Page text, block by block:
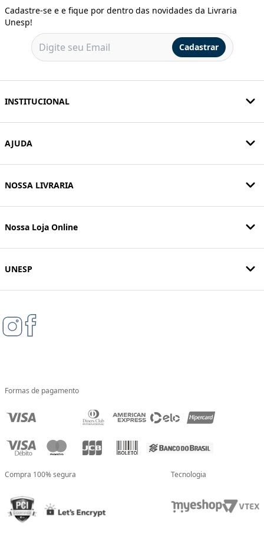
Cadastre-se e e fique por dentro das novidades da Livraria
Unesp!
Cadastrar
INSTITUCIONAL
AJUDA
NOSSA LIVRARIA
Nossa Loja Online
UNESP
Formas de pagamento
Compra 100% segura Tecnologia